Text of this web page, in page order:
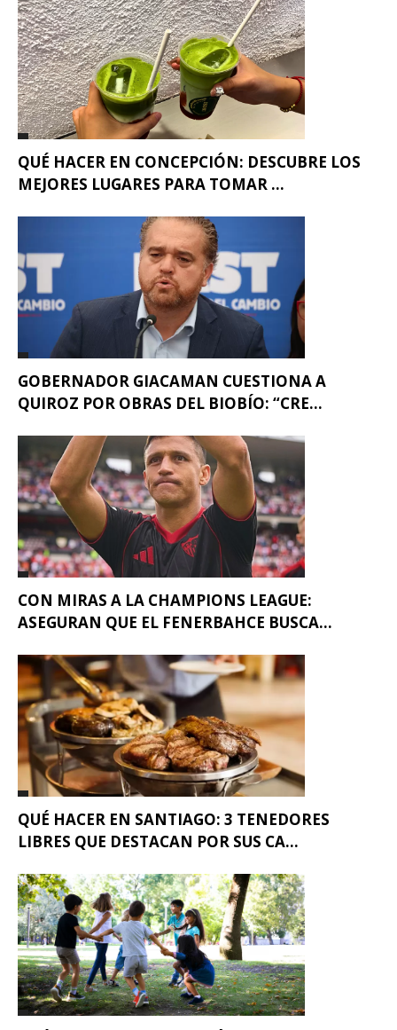
QUÉ HACER EN CONCEPCIÓN: DESCUBRE LOS
MEJORES LUGARES PARA TOMAR ...
GOBERNADOR GIACAMAN CUESTIONA A
QUIROZ POR OBRAS DEL BIOBÍO: “CRE...
CON MIRAS A LA CHAMPIONS LEAGUE:
ASEGURAN QUE EL FENERBAHCE BUSCA...
QUÉ HACER EN SANTIAGO: 3 TENEDORES
LIBRES QUE DESTACAN POR SUS CA...